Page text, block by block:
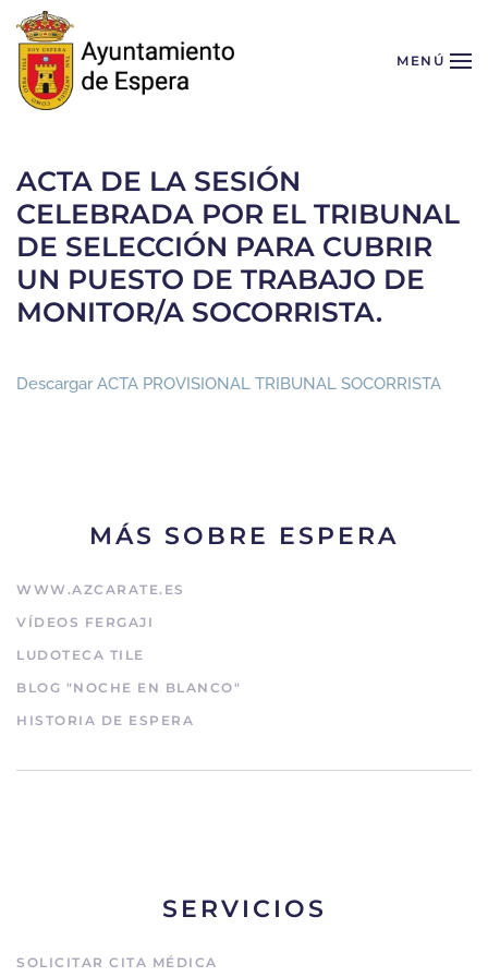
Skip to main content MENÚ
ACTA DE LA SESIÓN
CELEBRADA POR EL TRIBUNAL
DE SELECCIÓN PARA CUBRIR
UN PUESTO DE TRABAJO DE
MONITOR/A SOCORRISTA.
Descargar ACTA PROVISIONAL TRIBUNAL SOCORRISTA
MÁS SOBRE ESPERA
WWW.AZCARATE.ES
VÍDEOS FERGAJI
LUDOTECA TILE
BLOG "NOCHE EN BLANCO"
HISTORIA DE ESPERA
SERVICIOS
SOLICITAR CITA MÉDICA